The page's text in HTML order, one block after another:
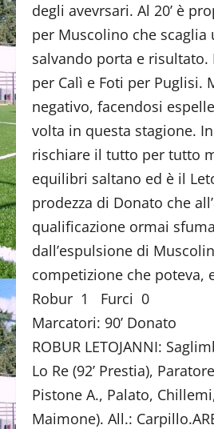
degli avevrsari. Al 20’ è
per Muscolino che
salvando porta e
per Calì e Foti per Puglisi.
negativo, facendosi
volta in questa stagione.
rischiare il tutto per tutto
equilibri saltano ed è il
prodezza di Donato che
qualificazione ormai
dall’espulsione di
competizione che poteva,
Robur 1 Furci 0
Marcatori: 90’ Donato
ROBUR LETOJANNI:
Lo Re (92’ Prestia),
Pistone A., Palato,
Maimone). All.: